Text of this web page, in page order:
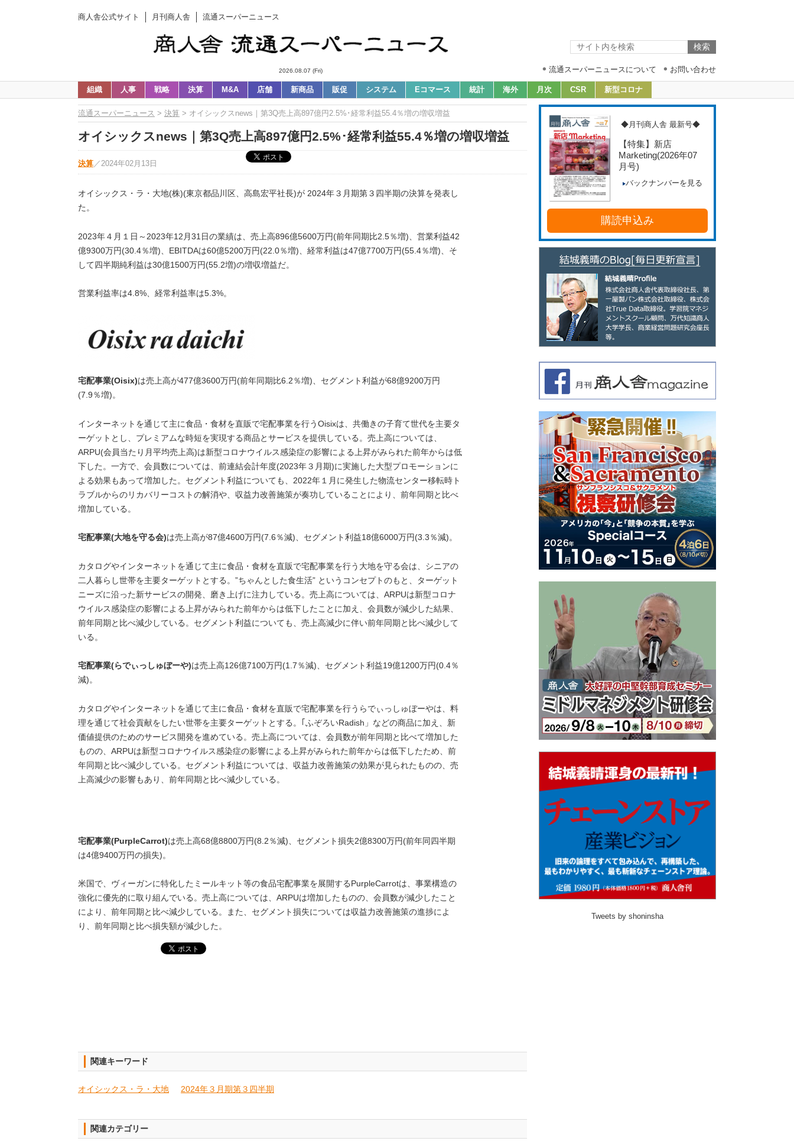
商人舎公式サイト 月刊商人舎 流通スーパーニュース
2026.08.07 (Fri) 流通スーパーニュースについて お問い合わせ
組織 人事 戦略 決算 M&A 店舗 新商品 販促 システム Eコマース 統計 海外 月次 CSR 新型コロナ
流通スーパーニュース > 決算 > オイシックスnews｜第3Q売上高897億円2.5%･経常利益55.4％増の増収増益
オイシックスnews｜第3Q売上高897億円2.5%･経常利益55.4％増の増収増益
決算 ／ 2024年02月13日
オイシックス・ラ・大地(株)(東京都品川区、高島宏平社長)が 2024年３月期第３四半期の決算を発表し
た。
2023年４月１日～2023年12月31日の業績は、売上高896億5600万円(前年同期比2.5％増)、営業利益42
億9300万円(30.4％増)、EBITDAは60億5200万円(22.0％増)、経常利益は47億7700万円(55.4％増)、そ
して四半期純利益は30億1500万円(55.2増)の増収増益だ。
営業利益率は4.8%、経常利益率は5.3%。
宅配事業(Oisix)は売上高が477億3600万円(前年同期比6.2％増)、セグメント利益が68億9200万円
(7.9％増)。
インターネットを通じて主に食品・食材を直販で宅配事業を行うOisixは、共働きの子育て世代を主要タ
ーゲットとし、プレミアムな時短を実現する商品とサービスを提供している。売上高については、
ARPU(会員当たり月平均売上高)は新型コロナウイルス感染症の影響による上昇がみられた前年からは低
下した。一方で、会員数については、前連結会計年度(2023年３月期)に実施した大型プロモーションに
よる効果もあって増加した。セグメント利益についても、2022年１月に発生した物流センター移転時ト
ラブルからのリカバリーコストの解消や、収益力改善施策が奏功していることにより、前年同期と比べ
増加している。
宅配事業(大地を守る会)は売上高が87億4600万円(7.6％減)、セグメント利益18億6000万円(3.3％減)。
カタログやインターネットを通じて主に食品・食材を直販で宅配事業を行う大地を守る会は、シニアの
二人暮らし世帯を主要ターゲットとする。”ちゃんとした食生活” というコンセプトのもと、ターゲット
ニーズに沿った新サービスの開発、磨き上げに注力している。売上高については、ARPUは新型コロナ
ウイルス感染症の影響による上昇がみられた前年からは低下したことに加え、会員数が減少した結果、
前年同期と比べ減少している。セグメント利益についても、売上高減少に伴い前年同期と比べ減少して
いる。
宅配事業(らでぃっしゅぼーや)は売上高126億7100万円(1.7％減)、セグメント利益19億1200万円(0.4％
減)。
カタログやインターネットを通じて主に食品・食材を直販で宅配事業を行うらでぃっしゅぼーやは、料
理を通じて社会貢献をしたい世帯を主要ターゲットとする。｢ふぞろいRadish」などの商品に加え、新
価値提供のためのサービス開発を進めている。売上高については、会員数が前年同期と比べて増加した
ものの、ARPUは新型コロナウイルス感染症の影響による上昇がみられた前年からは低下したため、前
年同期と比べ減少している。セグメント利益については、収益力改善施策の効果が見られたものの、売
上高減少の影響もあり、前年同期と比べ減少している。
宅配事業(PurpleCarrot)は売上高68億8800万円(8.2％減)、セグメント損失2億8300万円(前年同四半期
は4億9400万円の損失)。
米国で、ヴィーガンに特化したミールキット等の食品宅配事業を展開するPurpleCarrotは、事業構造の
強化に優先的に取り組んでいる。売上高については、ARPUは増加したものの、会員数が減少したこと
により、前年同期と比べ減少している。また、セグメント損失については収益力改善施策の進捗によ
り、前年同期と比べ損失額が減少した。
関連キーワード
オイシックス・ラ・大地 2024年３月期第３四半期
関連カテゴリー
◆月刊商人舎 最新号◆
【特集】新店
Marketing(2026年07
月号)
バックナンバーを見る
購読申込み
Tweets by shoninsha